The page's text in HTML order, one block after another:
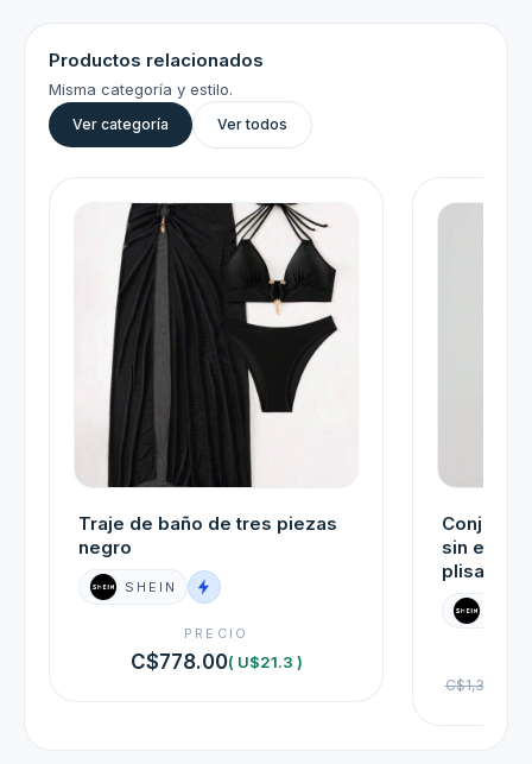
Productos relacionados
Misma categoría y estilo.
Ver categoría Ver todos
Traje de baño de tres piezas
negro
SHEIN
PRECIO
C$778.00( U$21.3 )
Conjunto
sin
plisada
C$1,364.00